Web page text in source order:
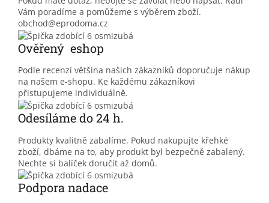
Vám poradíme a pomůžeme s výběrem zboží.
obchod@eprodoma.cz
Ověřený eshop
Podle recenzí většina našich zákazníků doporučuje nákup
na našem e-shopu. Ke každému zákazníkovi
přistupujeme individuálně.
Odesíláme do 24 h.
Produkty kvalitně zabalíme. Pokud nakupujte křehké
zboží, dbáme na to, aby produkt byl bezpečně zabalený.
Nechte si balíček doručit až domů.
Podpora nadace